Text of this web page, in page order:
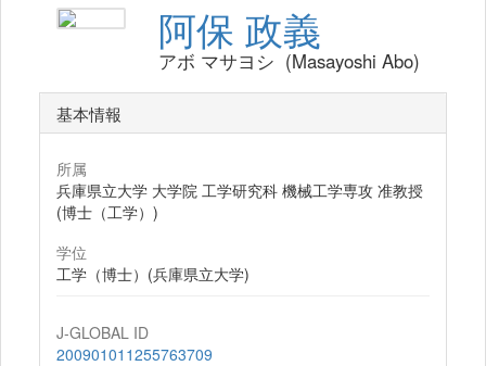
阿保 政義
アボ マサヨシ (Masayoshi Abo)
基本情報
所属
兵庫県立大学 大学院 工学研究科 機械工学専攻 准教授
(博士（工学）)
学位
工学（博士）(兵庫県立大学)
J-GLOBAL ID
200901011255763709